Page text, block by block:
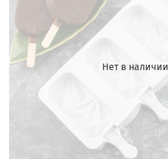
Нет в наличии